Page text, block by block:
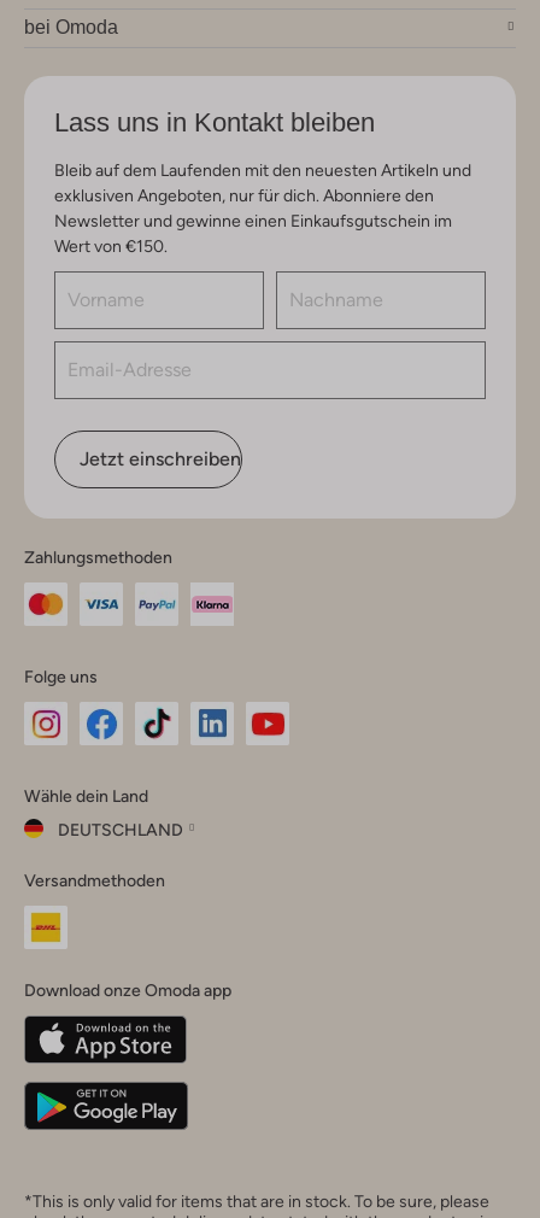
bei Omoda
Lass uns in Kontakt bleiben
Bleib auf dem Laufenden mit den neuesten Artikeln und
exklusiven Angeboten, nur für dich. Abonniere den
Newsletter und gewinne einen Einkaufsgutschein im
Wert von €150.
Jetzt einschreiben
Zahlungsmethoden
Folge uns
Instagram
Facebook
TikTok
Wähle dein Land
DEUTSCHLAND
dein
Land
Belgique(Français)
Deutschland
Versandmethoden
Download onze Omoda app
*This is only valid for items that are in stock. To be sure, please